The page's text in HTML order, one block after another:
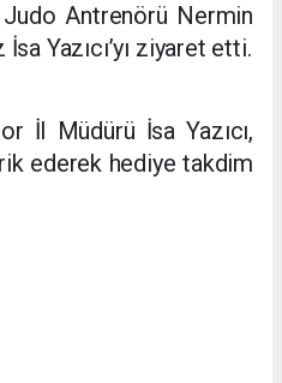
Antrenörü Nermin
Yazıcı’yı ziyaret etti.
İl Müdürü İsa Yazıcı,
ederek hediye takdim